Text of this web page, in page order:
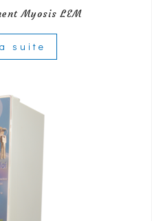
Myosis LEM
suite